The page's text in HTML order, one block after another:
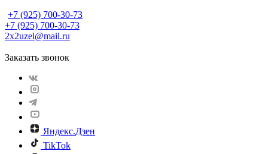
+7 (925) 700-30-73
+7 (925) 700-30-73
2x2uzel@mail.ru
Заказать звонок
Яндекс.Дзен
TikTok